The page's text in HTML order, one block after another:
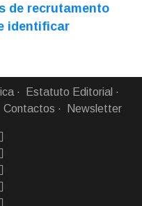
de recrutamento
identificar
Estatuto Editorial
Contactos Newsletter